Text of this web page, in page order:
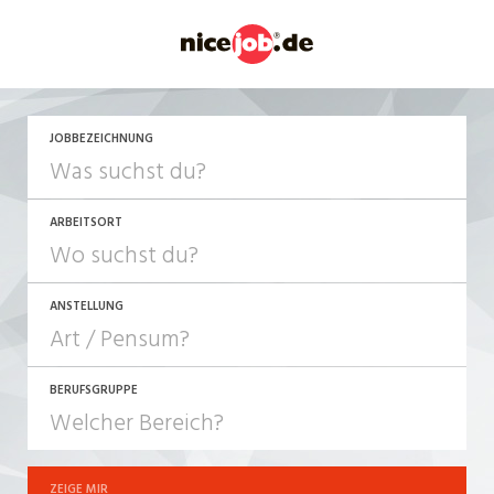
JOBBEZEICHNUNG
ARBEITSORT
ANSTELLUNG
JOB-TYP
Festanstellung
BERUFSGRUPPE
ZEIGE MIR